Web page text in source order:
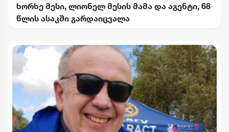
ხორხე მესი, ლიონელ მესის მამა და აგენტი, 68
წლის ასაკში გარდაიცვალა